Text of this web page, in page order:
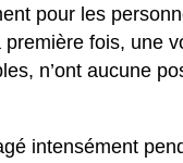
pour les
fois, une
n’ont aucune
intensément